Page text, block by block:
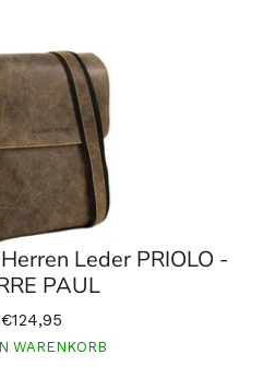
Leder PRIOLO -
PAUL
€124,95
WARENKORB